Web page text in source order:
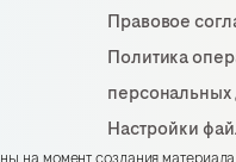
Правовое
Политика
Настройки
на момент создания